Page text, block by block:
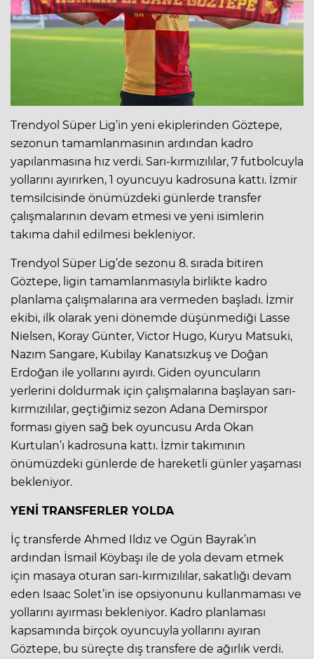
Trendyol Süper Lig’in yeni ekiplerinden Göztepe,
sezonun tamamlanmasının ardından kadro
yapılanmasına hız verdi. Sarı-kırmızılılar, 7 futbolcuyla
yollarını ayırırken, 1 oyuncuyu kadrosuna kattı. İzmir
temsilcisinde önümüzdeki günlerde transfer
çalışmalarının devam etmesi ve yeni isimlerin
takıma dahil edilmesi bekleniyor.
Trendyol Süper Lig’de sezonu 8. sırada bitiren
Göztepe, ligin tamamlanmasıyla birlikte kadro
planlama çalışmalarına ara vermeden başladı. İzmir
ekibi, ilk olarak yeni dönemde düşünmediği Lasse
Nielsen, Koray Günter, Victor Hugo, Kuryu Matsuki,
Nazım Sangare, Kubilay Kanatsızkuş ve Doğan
Erdoğan ile yollarını ayırdı. Giden oyuncuların
yerlerini doldurmak için çalışmalarına başlayan sarı-
kırmızılılar, geçtiğimiz sezon Adana Demirspor
forması giyen sağ bek oyuncusu Arda Okan
Kurtulan’ı kadrosuna kattı. İzmir takımının
önümüzdeki günlerde de hareketli günler yaşaması
bekleniyor.
YENİ TRANSFERLER YOLDA
İç transferde Ahmed Ildız ve Ogün Bayrak’ın
ardından İsmail Köybaşı ile de yola devam etmek
için masaya oturan sarı-kırmızılılar, sakatlığı devam
eden Isaac Solet’in ise opsiyonunu kullanmaması ve
yollarını ayırması bekleniyor. Kadro planlaması
kapsamında birçok oyuncuyla yollarını ayıran
Göztepe, bu süreçte dış transfere de ağırlık verdi.